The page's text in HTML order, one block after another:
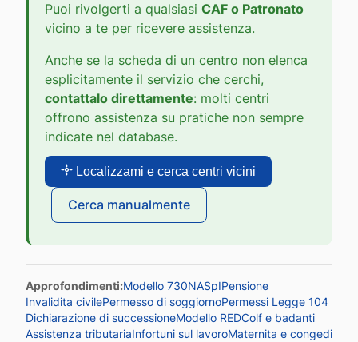
Puoi rivolgerti a qualsiasi CAF o Patronato
vicino a te per ricevere assistenza.
Anche se la scheda di un centro non elenca
esplicitamente il servizio che cerchi,
contattalo direttamente: molti centri
offrono assistenza su pratiche non sempre
indicate nel database.
Localizzami e cerca centri vicini
Cerca manualmente
Approfondimenti:Modello 730NASpIPensione
Invalidita civilePermesso di soggiornoPermessi Legge 104
Dichiarazione di successioneModello REDColf e badanti
Assistenza tributariaInfortuni sul lavoroMaternita e congedi